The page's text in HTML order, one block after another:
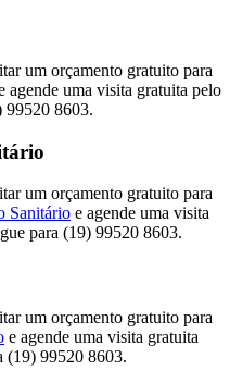
um orçamento gratuito para
agende uma visita gratuita pelo
99520 8603.
um orçamento gratuito para
Sanitário e agende uma visita
para (19) 99520 8603.
um orçamento gratuito para
e agende uma visita gratuita
(19) 99520 8603.